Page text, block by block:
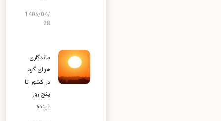
1405/04/
28
ماندگاری
هوای گرم
در کشور تا
پنج روز
آینده